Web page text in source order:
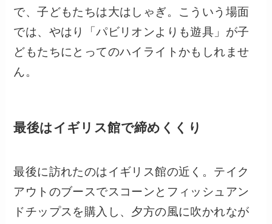
で、子どもたちは大はしゃぎ。こういう場面
では、やはり「パビリオンよりも遊具」が子
どもたちにとってのハイライトかもしれませ
ん。
最後はイギリス館で締めくくり
最後に訪れたのはイギリス館の近く。テイク
アウトのブースでスコーンとフィッシュアン
ドチップスを購入し、夕方の風に吹かれなが